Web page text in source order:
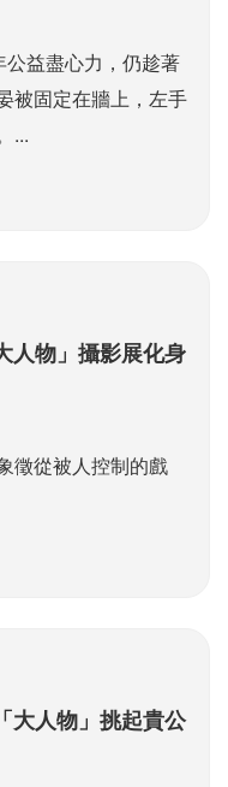
益盡心力，仍趁著
被固定在牆上，左手
...
人物」攝影展化身
徵從被人控制的戲
大人物」挑起貴公